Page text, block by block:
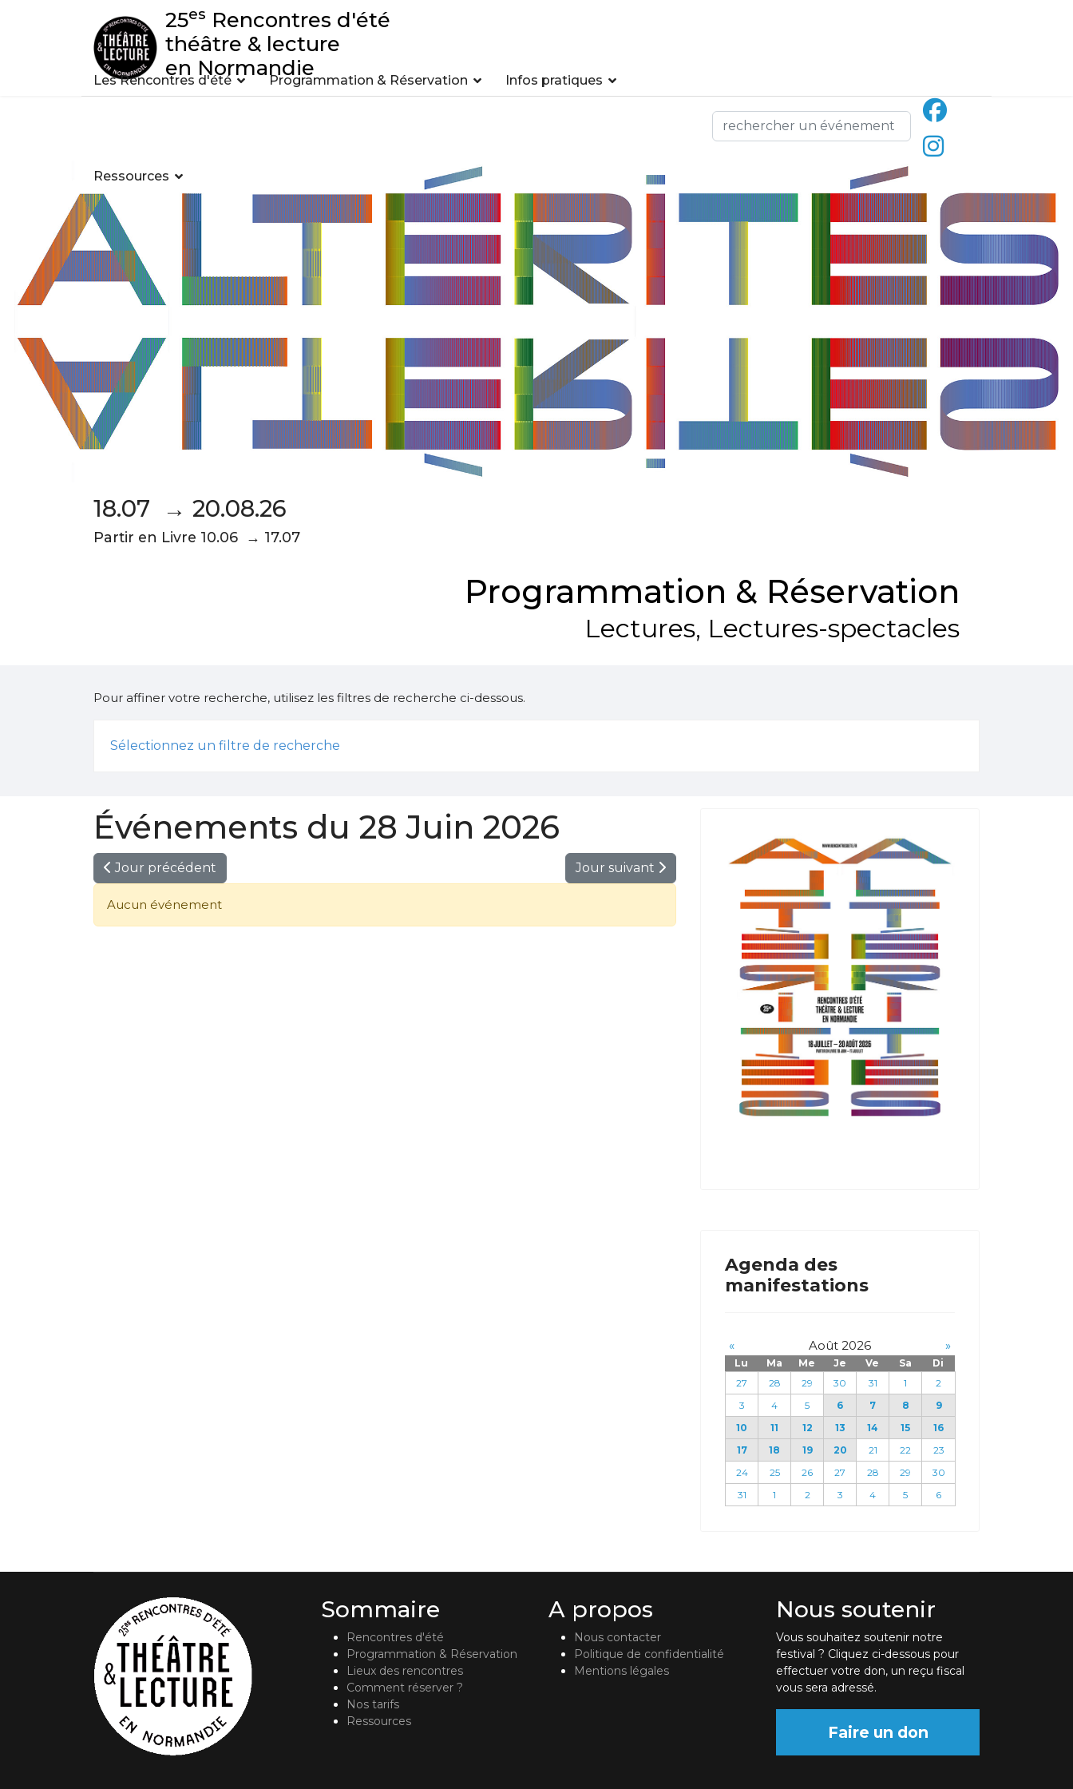
25es Rencontres d'été
théâtre & lecture
en Normandie
Les Rencontres d'été Programmation & Réservation Infos pratiques
Ressources
18.07 → 20.08.26
Partir en Livre 10.06 → 17.07
Programmation & Réservation
Lectures, Lectures-spectacles
Pour affiner votre recherche, utilisez les filtres de recherche ci-dessous.
Sélectionnez un filtre de recherche
Événements du 28 Juin 2026
Jour précédent Jour suivant
Aucun événement
Agenda des
manifestations
« Août 2026 »
Lu Ma Me Je Ve Sa
Di
27
28 29 30 31 1
2
3
4 5 6 7 8
9
10
11 12 13 14 15
16
17
18 19 20 21 22
23
24
25 26 27 28 29
30
31
1 2 3 4 5 6
Sommaire
Rencontres d'été
Programmation & Réservation
Lieux des rencontres
Comment réserver ?
Nos tarifs
Ressources
A propos
Nous contacter
Politique de confidentialité
Mentions légales
Nous soutenir
Vous souhaitez soutenir notre
festival ? Cliquez ci-dessous pour
effectuer votre don, un reçu fiscal
vous sera adressé.
Faire un don